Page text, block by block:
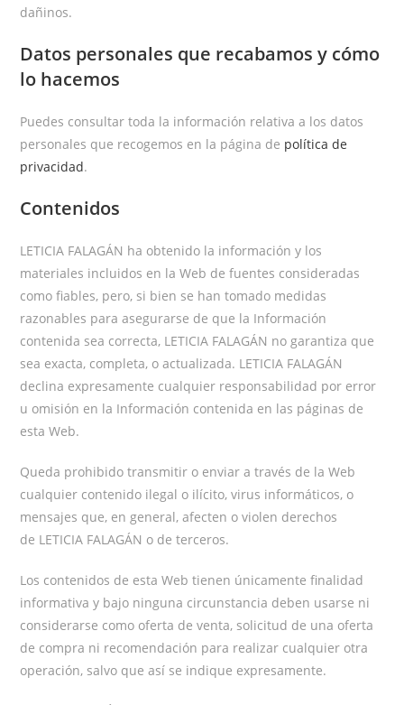
dañinos.
Datos personales que recabamos y cómo
lo hacemos
Puedes consultar toda la información relativa a los datos
personales que recogemos en la página de política de
privacidad.
Contenidos
LETICIA FALAGÁN ha obtenido la información y los
materiales incluidos en la Web de fuentes consideradas
como fiables, pero, si bien se han tomado medidas
razonables para asegurarse de que la Información
contenida sea correcta, LETICIA FALAGÁN no garantiza que
sea exacta, completa, o actualizada. LETICIA FALAGÁN
declina expresamente cualquier responsabilidad por error
u omisión en la Información contenida en las páginas de
esta Web.
Queda prohibido transmitir o enviar a través de la Web
cualquier contenido ilegal o ilícito, virus informáticos, o
mensajes que, en general, afecten o violen derechos
de LETICIA FALAGÁN o de terceros.
Los contenidos de esta Web tienen únicamente finalidad
informativa y bajo ninguna circunstancia deben usarse ni
considerarse como oferta de venta, solicitud de una oferta
de compra ni recomendación para realizar cualquier otra
operación, salvo que así se indique expresamente.